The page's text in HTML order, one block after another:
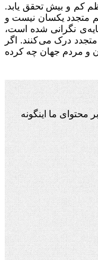
کم و بیش تحقق یابد.
متجدد یکسان نیست و
مایه‌ی نگرانی شده است،
درک می کنند. اگر
و مردم جهان چه کرده
ما اینگونه